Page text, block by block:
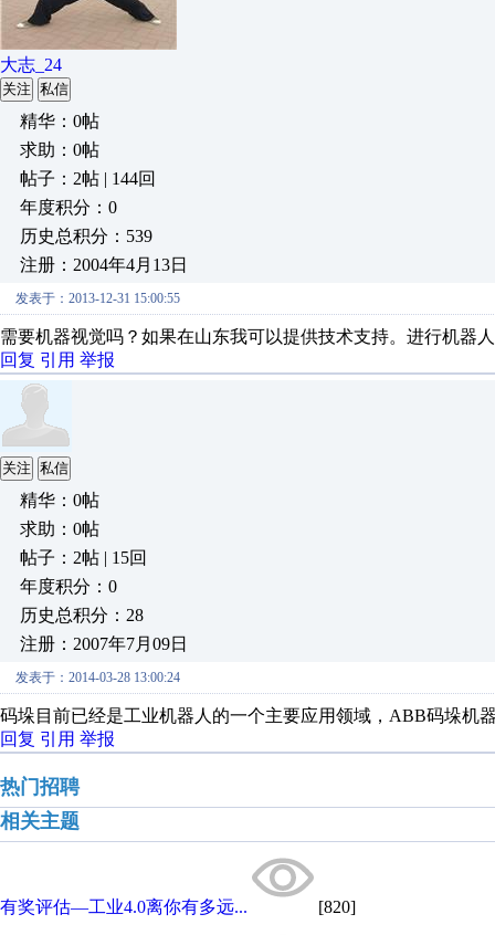
大志_24
关注 私信
精华：0帖
求助：0帖
帖子：2帖 | 144回
年度积分：0
历史总积分：539
注册：2004年4月13日
发表于：2013-12-31 15:00:55
需要机器视觉吗？如果在山东我可以提供技术支持。进行机器人
回复 引用 举报
关注 私信
精华：0帖
求助：0帖
帖子：2帖 | 15回
年度积分：0
历史总积分：28
注册：2007年7月09日
发表于：2014-03-28 13:00:24
码垛目前已经是工业机器人的一个主要应用领域，ABB码垛机
回复 引用 举报
热门招聘
相关主题
有奖评估—工业4.0离你有多远... [820]